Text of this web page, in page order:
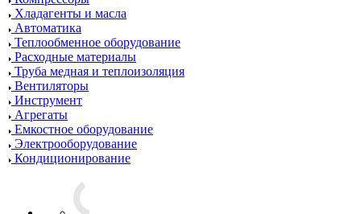
Хладагенты и масла
Автоматика
Теплообменное оборудование
Расходные материалы
Труба медная и теплоизоляция
Вентиляторы
Инструмент
Агрегаты
Емкостное оборудование
Электрооборудование
Кондиционирование